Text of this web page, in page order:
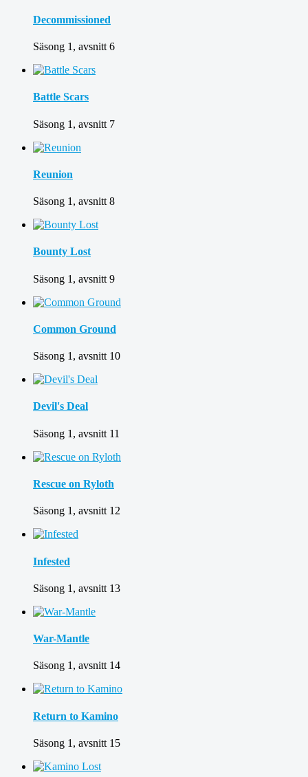
Decommissioned
Säsong 1, avsnitt 6
Battle Scars
Säsong 1, avsnitt 7
Reunion
Säsong 1, avsnitt 8
Bounty Lost
Säsong 1, avsnitt 9
Common Ground
Säsong 1, avsnitt 10
Devil's Deal
Säsong 1, avsnitt 11
Rescue on Ryloth
Säsong 1, avsnitt 12
Infested
Säsong 1, avsnitt 13
War-Mantle
Säsong 1, avsnitt 14
Return to Kamino
Säsong 1, avsnitt 15